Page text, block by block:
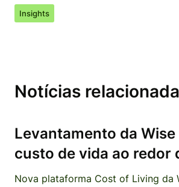
Insights
Notícias
Levantamento da Wise
custo de vida ao redor
Nova plataforma Cost of Living da